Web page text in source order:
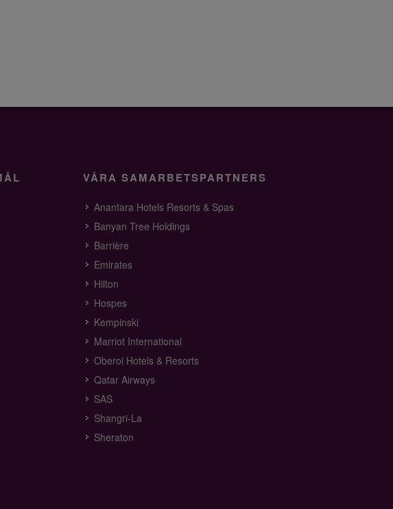
VÅRA SAMARBETSPARTNERS
Anantara Hotels Resorts & Spas
Banyan Tree Holdings
Barrière
Emirates
Hilton
Hospes
Kempinski
Marriot International
Oberoi Hotels & Resorts
Qatar Airways
SAS
Shangri-La
Sheraton